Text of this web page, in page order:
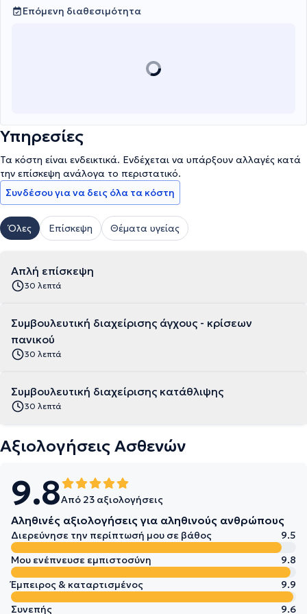
Επόμενη διαθεσιμότητα
Υπηρεσίες
Τα κόστη είναι ενδεικτικά. Ενδέχεται να υπάρξουν αλλαγές κατά
την επίσκεψη ανάλογα το περιστατικό.
Συνδέσου για να δεις όλα τα κόστη
Όλες Επίσκεψη Θέματα υγείας
Απλή επίσκεψη
30 λεπτά
Συμβουλευτική διαχείρισης άγχους - κρίσεων
πανικού
30 λεπτά
Συμβουλευτική διαχείρισης κατάθλιψης
30 λεπτά
Αξιολογήσεις Ασθενών
9.8Από 23 αξιολογήσεις
Αληθινές αξιολογήσεις για αληθινούς ανθρώπους
Διερεύνησε την περίπτωσή μου σε βάθος
9.5
Μου ενέπνευσε εμπιστοσύνη
9.8
Έμπειρος & καταρτισμένος
9.9
Συνεπής
9.6